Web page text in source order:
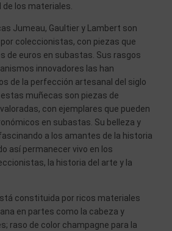
de los materiales.
Jumeau, Gaultier y Lambert son
coleccionistas, con piezas que
de euros en subastas. Sus rasgos
innovadores las han
de la perfección artesanal del siglo
muñecas son piezas de
con ejemplares que pueden
en subastas. Su belleza y
a los amantes de la historia
así permanecer vivo en los
la historia del arte y la
constituida por ricos materiales
en partes como la cabeza y
raso de color champagne para la